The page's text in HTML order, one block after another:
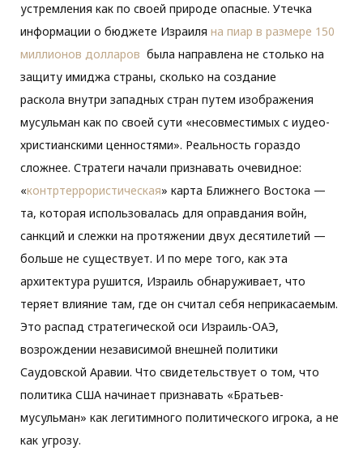
устремления как по своей природе опасные. Утечка
информации о бюджете Израиля на пиар в размере 150
миллионов долларов была направлена ​​не столько на
защиту имиджа страны, сколько на создание
раскола внутри западных стран путем изображения
мусульман как по своей сути «несовместимых с иудео-
христианскими ценностями». Реальность гораздо
сложнее. Стратеги начали признавать очевидное:
«контртеррористическая» карта Ближнего Востока —
та, которая использовалась для оправдания войн,
санкций и слежки на протяжении двух десятилетий —
больше не существует. И по мере того, как эта
архитектура рушится, Израиль обнаруживает, что
теряет влияние там, где он считал себя неприкасаемым.
Это распад стратегической оси Израиль-ОАЭ,
возрождении независимой внешней политики
Саудовской Аравии. Что свидетельствует о том, что
политика США начинает признавать «Братьев-
мусульман» как легитимного политического игрока, а не
как угрозу.